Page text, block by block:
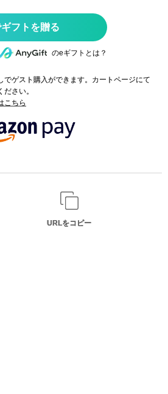
のeギフトとは？
ゲスト購入ができます。カートページにて
さい。
こちら
URLをコピー